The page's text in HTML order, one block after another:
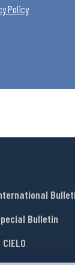
Policy
Bulletin